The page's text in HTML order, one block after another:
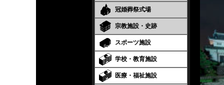
冠婚葬祭式場
宗教施設・史跡
スポーツ施設
学校・教育施設
医療・福祉施設